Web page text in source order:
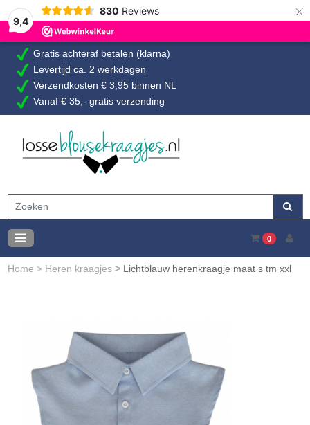
9,4
830 Reviews ×
Gratis achteraf betalen (klarna)
Levertijd ca. 2 werkdagen
Verzendkosten € 3,95 binnen NL
Vanaf € 35,- gratis verzending
0
Home > Heren kraagjes > Lichtblauw herenkraagje maat s tm xxl